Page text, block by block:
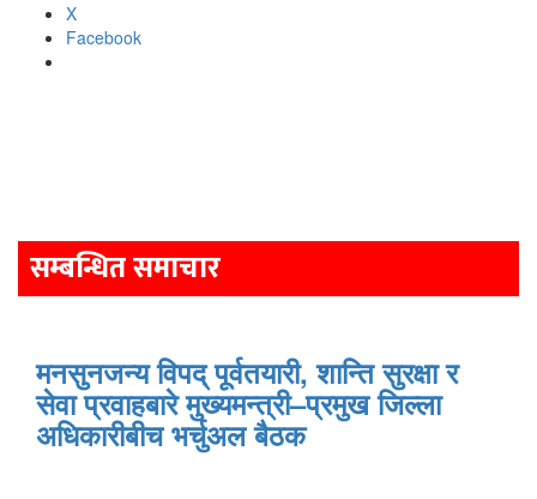
X
Facebook
navigation
सम्बन्धित समाचार
मनसुनजन्य विपद् पूर्वतयारी, शान्ति सुरक्षा र
सेवा प्रवाहबारे मुख्यमन्त्री–प्रमुख जिल्ला
अधिकारीबीच भर्चुअल बैठक